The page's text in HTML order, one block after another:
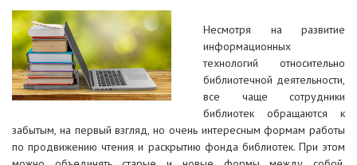
Несмотря на развитие
информационных
технологий относительно
библиотечной деятельности,
все чаще сотрудники
библиотек обращаются к
забытым, на первый взгляд, но очень интересным формам работы
по продвижению чтения и раскрытию фонда библиотек. При этом